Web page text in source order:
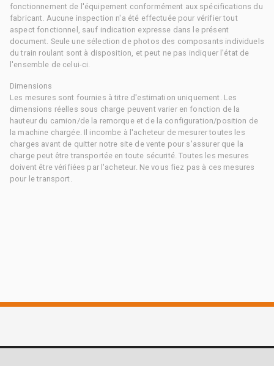
fonctionnement de l'équipement conformément aux spécifications du
fabricant. Aucune inspection n'a été effectuée pour vérifier tout
aspect fonctionnel, sauf indication expresse dans le présent
document. Seule une sélection de photos des composants individuels
du train roulant sont à disposition, et peut ne pas indiquer l'état de
l'ensemble de celui-ci.
Dimensions
Les mesures sont fournies à titre d'estimation uniquement. Les
dimensions réelles sous charge peuvent varier en fonction de la
hauteur du camion/de la remorque et de la configuration/position de
la machine chargée. Il incombe à l'acheteur de mesurer toutes les
charges avant de quitter notre site de vente pour s'assurer que la
charge peut être transportée en toute sécurité. Toutes les mesures
doivent être vérifiées par l'acheteur. Ne vous fiez pas à ces mesures
pour le transport.